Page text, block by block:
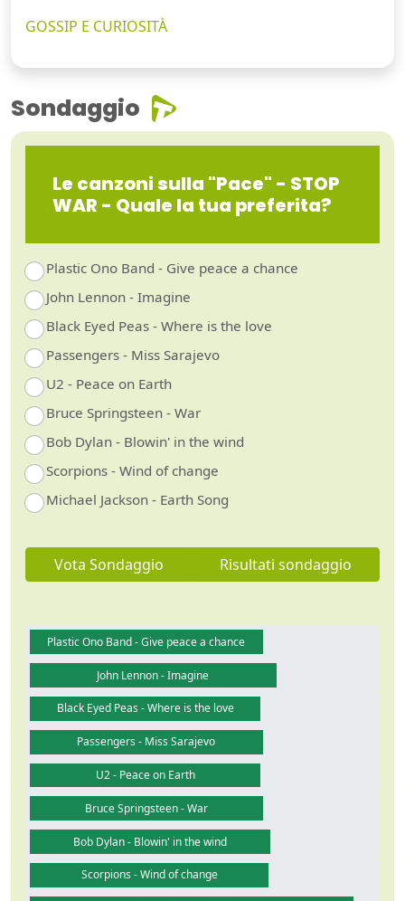
GOSSIP E CURIOSITÀ
Sondaggio
Le canzoni sulla "Pace" - STOP
WAR - Quale la tua preferita?
Plastic Ono Band - Give peace a chance
John Lennon - Imagine
Black Eyed Peas - Where is the love
Passengers - Miss Sarajevo
U2 - Peace on Earth
Bruce Springsteen - War
Bob Dylan - Blowin' in the wind
Scorpions - Wind of change
Michael Jackson - Earth Song
Vota Sondaggio Risultati sondaggio
Plastic Ono Band - Give peace a chance
John Lennon - Imagine
Black Eyed Peas - Where is the love
Passengers - Miss Sarajevo
U2 - Peace on Earth
Bruce Springsteen - War
Bob Dylan - Blowin' in the wind
Scorpions - Wind of change